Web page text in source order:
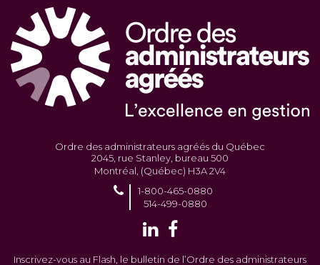
Ordre des administrateurs agréés du Québec
2045, rue Stanley, bureau 500
Montréal, (Québec) H3A 2V4
1-800-465-0880
514-499-0880
Inscrivez-vous au Flash, le bulletin de l’Ordre des administrateurs